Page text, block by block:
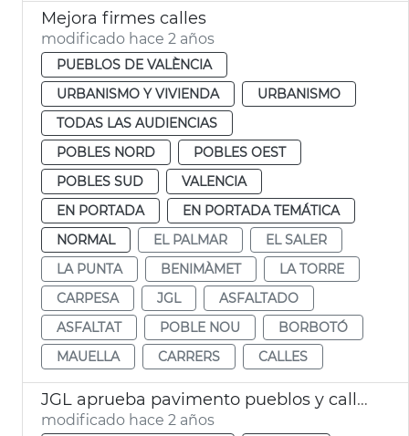
Mejora firmes calles
modificado hace 2 años
PUEBLOS DE VALÈNCIA
URBANISMO Y VIVIENDA
URBANISMO
TODAS LAS AUDIENCIAS
POBLES NORD
POBLES OEST
POBLES SUD
VALENCIA
EN PORTADA
EN PORTADA TEMÁTICA
NORMAL
EL PALMAR
EL SALER
LA PUNTA
BENIMÀMET
LA TORRE
CARPESA
JGL
ASFALTADO
ASFALTAT
POBLE NOU
BORBOTÓ
MAUELLA
CARRERS CALLES
JGL aprueba pavimento pueblos y calles València
modificado hace 2 años